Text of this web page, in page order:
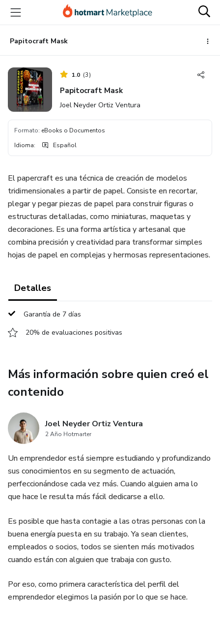
principal
página
de
página
Papitocraft Mask
1.0 (3)
Papitocraft Mask
Joel Neyder Ortiz Ventura
Formato: eBooks o Documentos
Idioma: Español
El papercraft es una técnica de creación de modelos
tridimensionales a partir de papel. Consiste en recortar,
plegar y pegar piezas de papel para construir figuras o
estructuras detalladas, como miniaturas, maquetas y
decoraciones. Es una forma artística y artesanal que
combina precisión y creatividad para transformar simples
hojas de papel en complejas y hermosas representaciones.
Detalles
Garantía de 7 días
20% de evaluaciones positivas
Más información sobre quien creó el
contenido
Joel Neyder Ortiz Ventura
2 Año Hotmarter
Un emprendedor está siempre estudiando y profundizando
sus conocimientos en su segmento de actuación,
perfeccionándose cada vez más. Cuando alguien ama lo
que hace le resulta más fácil dedicarse a ello.
Es posible que hasta contagie a las otras personas con la
buena energía puesta en su trabajo. Ya sean clientes,
empleados o socios, todos se sienten más motivados
cuando están con alguien que trabaja con gusto.
Por eso, como primera característica del perfil del
emprendedor elegimos la pasión por lo que se hace.